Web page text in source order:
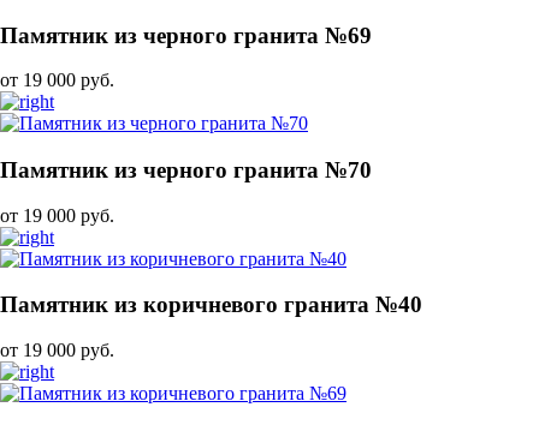
Памятник из черного гранита №69
от 19 000 руб.
Памятник из черного гранита №70
от 19 000 руб.
Памятник из коричневого гранита №40
от 19 000 руб.